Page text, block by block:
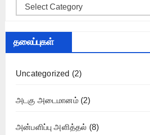
Categories
தலைப்புகள்
Uncategorized (2)
அடகு அடைமானம்(2)
அன்பளிப்பு அளித்தல் (8)